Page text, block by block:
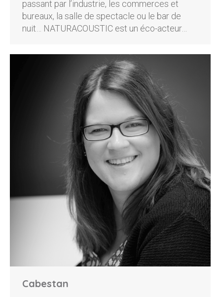
passant par l’industrie, les commerces et
bureaux, la salle de spectacle ou le bar de
nuit… NATURACOUSTIC est un éco-acteur…
Cabestan